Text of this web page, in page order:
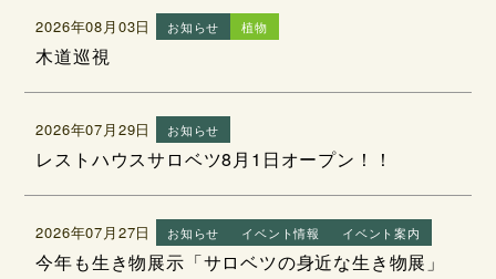
2026年08月03日 お知らせ 植物
木道巡視
2026年07月29日 お知らせ
レストハウスサロベツ8月1日オープン！！
2026年07月27日 お知らせ イベント情報 イベント案内
今年も生き物展示「サロベツの身近な生き物展」